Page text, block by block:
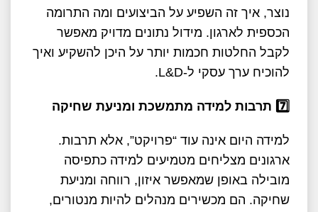
נוצר, איך זה השפיע על הביצועים ומה התרומה
הכספית לארגון. מידול נתונים מדויק מאפשר
לקבל החלטות חכמות יותר על היכן להשקיע ואיך
להוכיח ערך עסקי ל-L&D.
7️ תרבות למידה מתמשכת ומניעת שחיקה
למידה היום אינה עוד “פרויקט”, אלא תרבות.
ארגונים מצליחים מטמיעים למידה כתפיסה
מובילה באופן שמאפשר איזון, רווחה ומניעת
שחיקה. הם מכשירים מנהלים להיות מנטורים,